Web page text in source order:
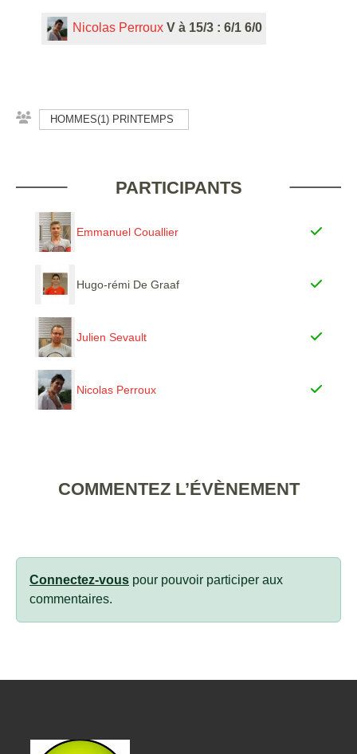
Nicolas Perroux V à 15/3 : 6/1 6/0
HOMMES(1) PRINTEMPS
PARTICIPANTS
Emmanuel Couallier
Hugo-rémi De Graaf
Julien Sevault
Nicolas Perroux
COMMENTEZ L’ÉVÈNEMENT
Connectez-vous pour pouvoir participer aux
commentaires.